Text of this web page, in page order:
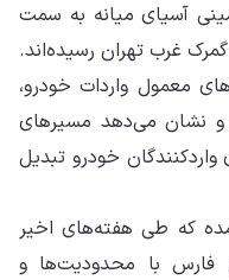
آسیای میانه به سمت
و تنها طی ۶ روز به گمرک غرب تهران رسیده‌اند.
معمول واردات خودرو،
نشان می‌دهد مسیرهای
خودرو تبدیل
که طی هفته‌های اخیر
فارس با محدودیت‌ها و